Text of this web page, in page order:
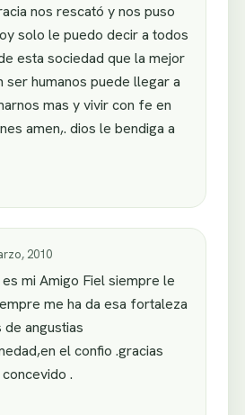
nos rescató y nos puso
solo le puedo decir a todos
esta sociedad que la mejor
ser humanos puede llegar a
mas y vivir con fe en
amen,. dios le bendiga a
2010
mi Amigo Fiel siempre le
me ha da esa fortaleza
angustias
el confio .gracias
.